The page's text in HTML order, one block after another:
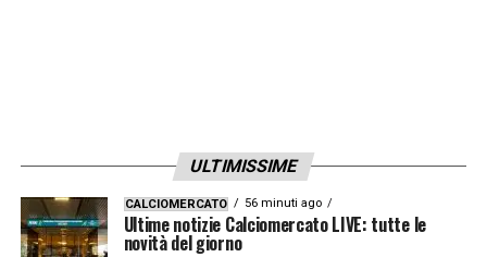
ULTIMISSIME
CALCIOMERCATO 56 minuti ago
Ultime notizie Calciomercato LIVE: tutte le
novità del giorno